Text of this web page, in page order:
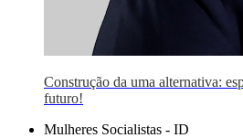
Construção da uma alternativa:
futuro!
Mulheres Socialistas - ID